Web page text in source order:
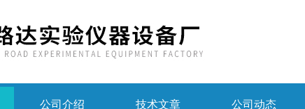
公司介绍 技术文章 公司动态